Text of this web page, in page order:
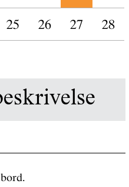
25 26 27 28